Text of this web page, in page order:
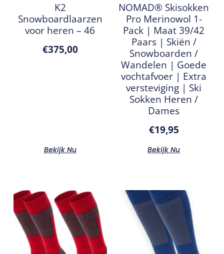
K2
Snowboardlaarzen
voor heren – 46
€375,00
Bekijk Nu
NOMAD® Skisokken
Pro Merinowol 1-
Pack | Maat 39/42
Paars | Skiën /
Snowboarden /
Wandelen | Goede
vochtafvoer | Extra
versteviging | Ski
Sokken Heren /
Dames
€19,95
Bekijk Nu